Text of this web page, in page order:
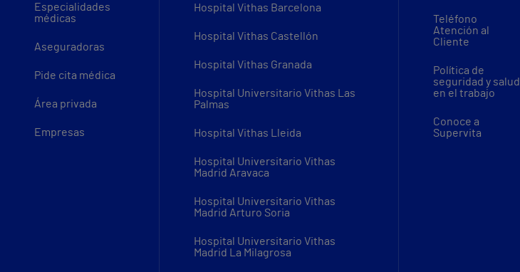
Especialidades
médicas
Aseguradoras
Pide cita médica
Área privada
Empresas
Hospital Vithas Barcelona
Hospital Vithas Castellón
Hospital Vithas Granada
Hospital Universitario Vithas Las
Palmas
Hospital Vithas Lleida
Hospital Universitario Vithas
Madrid Aravaca
Hospital Universitario Vithas
Madrid Arturo Soria
Hospital Universitario Vithas
Madrid La Milagrosa
Teléfono
Atención al
Cliente
Política de
seguridad y salud
en el trabajo
Conoce a
Supervita